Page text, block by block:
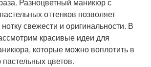
оттенков позволяет
свежести и оригинальности. В
красивые идеи для
которые можно воплотить в
цветов.